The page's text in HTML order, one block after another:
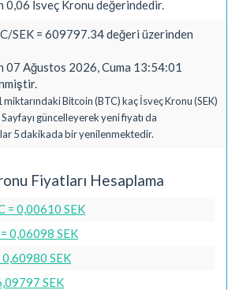
İsveç Kronu değerindedir.
SEK = 609797.34 değeri üzerinden
07 Ağustos 2026, Cuma 13:54:01
miktarındaki Bitcoin (BTC) kaç İsveç Kronu (SEK)
güncelleyerek yeni fiyatı da
5 dakikada bir yenilenmektedir.
Fiyatları Hesaplama
= 0,00610 SEK
0,06098 SEK
SEK
SEK